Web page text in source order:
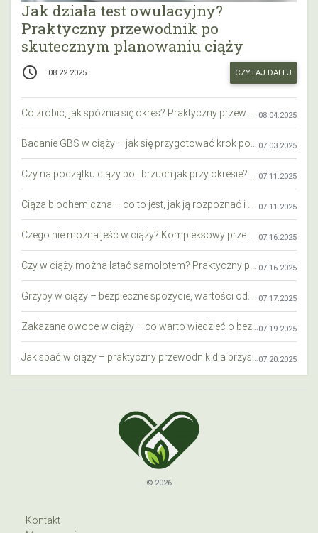
Jak działa test owulacyjny?
Praktyczny przewodnik po
skutecznym planowaniu ciąży
access_time 08.22.2025 CZYTAJ DALEJ
08.04.2025
07.03.2025
07.11.2025
07.11.2025
07.16.2025
07.16.2025
07.17.2025
07.19.2025
07.20.2025
© 2026
Kontakt